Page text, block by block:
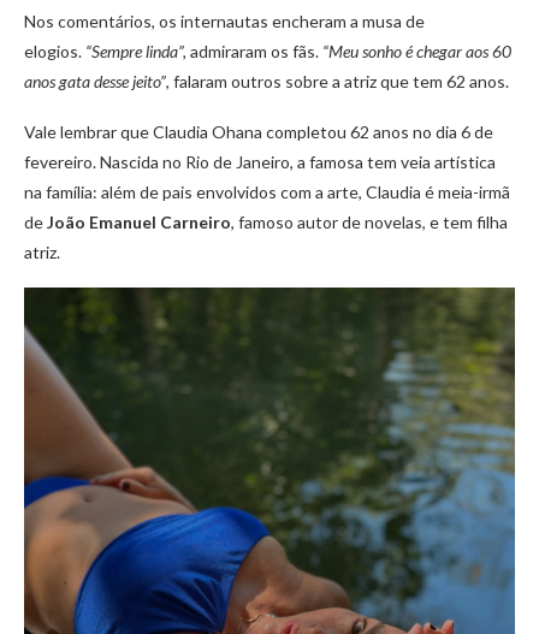
Nos comentários, os internautas encheram a musa de
elogios. “Sempre linda”, admiraram os fãs. “Meu sonho é chegar aos 60
anos gata desse jeito”, falaram outros sobre a atriz que tem 62 anos.
Vale lembrar que Claudia Ohana completou 62 anos no dia 6 de
fevereiro. Nascida no Rio de Janeiro, a famosa tem veia artística
na família: além de pais envolvidos com a arte, Claudia é meia-irmã
deJoão Emanuel Carneiro, famoso autor de novelas, e tem filha
atriz.